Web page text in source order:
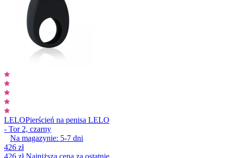
LELOPierścień na penisa LELO
- Tor 2, czarny
Na magazynie: 5-7 dni
426 zł
426 złNajniższa cena za ostatnie